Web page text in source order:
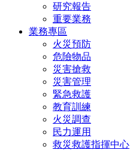
研究報告
重要業務
業務專區
火災預防
危險物品
災害搶救
災害管理
緊急救護
教育訓練
火災調查
民力運用
救災救護指揮中心